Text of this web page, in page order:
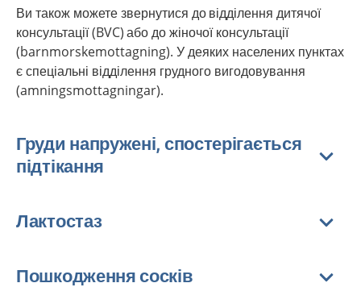
Ви також можете звернутися до відділення дитячої
консультації (BVC) або до жіночої консультації
(barnmorskemottagning). У деяких населених пунктах
є спеціальні відділення грудного вигодовування
(amningsmottagningar).
Груди напружені, спостерігається
підтікання
Лактостаз
Пошкодження сосків